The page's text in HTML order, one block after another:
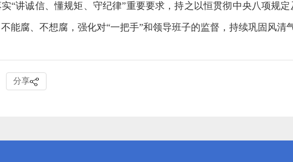
“讲诚信、懂规矩、守纪律”重要要求，持之以恒贯彻中央八项规
能腐、不想腐，强化对“一把手”和领导班子的监督，持续巩固风清
分享